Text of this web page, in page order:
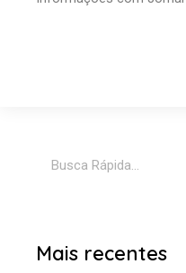
Mais recentes